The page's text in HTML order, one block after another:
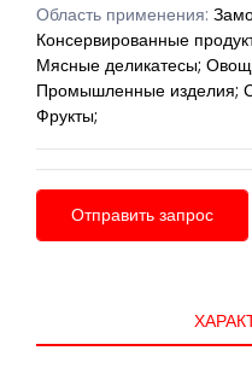
Область применения:
Консервированные
Мясные деликатесы;
Промышленные изделия;
Фрукты;
Отправить запрос